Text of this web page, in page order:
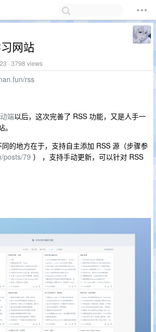
网站
· 3798 views
rss
端以后，这次完善了 RSS 功能，又是人手一
的地方在于，支持自主添加 RSS 源（步骤参
posts/79 ） ，支持手动更新，可以针对 RSS